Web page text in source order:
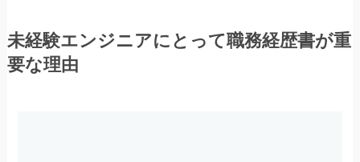
未経験エンジニアにとって職務経歴書が重
要な理由